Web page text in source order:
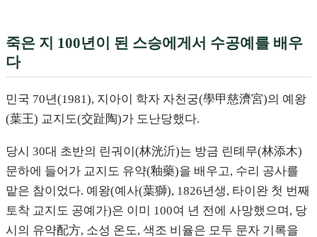
죽은 지 100년이 된 스승에게서 수공예를 배우
다
민국 70년(1981), 지아이 학자 자천궁(學甲慈濟宮)의 예왕
(葉王) 교지도(交趾陶)가 도난당했다.
당시 30대 초반의 린궈이(林洸沂)는 방금 린톄무(林添木)
문하에 들어가 교지도 유약(釉藥)을 배우고, 수리 공사를
맡은 참이었다. 예왕(예사(葉獅), 1826년생, 타이완 첫 번째
토착 교지도 공예가)은 이미 100여 년 전에 사망했으며, 당
시의 유약配方, 소성 온도, 색조 비율은 모두 문자 기록을